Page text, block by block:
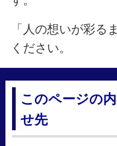
「人の想いが彩る
ください。
このページの
せ先